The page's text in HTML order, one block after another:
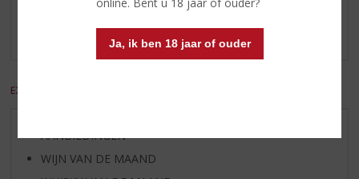
online. Bent u 18 jaar of ouder?
Ja, ik ben 18 jaar of ouder
Schrijf een review
EXCL. BTW
AANBIEDINGEN
WIJN VAN DE MAAND